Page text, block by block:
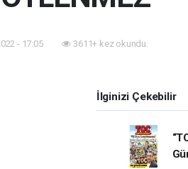
- 17:05 3611+ kez okundu.
İlginizi Çekebilir